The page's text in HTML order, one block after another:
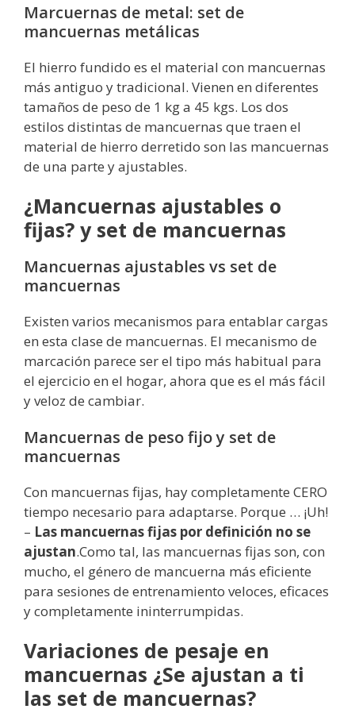
Marcuernas de metal: set de
mancuernas metálicas
El hierro fundido es el material con mancuernas
más antiguo y tradicional. Vienen en diferentes
tamaños de peso de 1 kg a 45 kgs. Los dos
estilos distintas de mancuernas que traen el
material de hierro derretido son las mancuernas
de una parte y ajustables.
¿Mancuernas ajustables o
fijas? y set de mancuernas
Mancuernas ajustables vs set de
mancuernas
Existen varios mecanismos para entablar cargas
en esta clase de mancuernas. El mecanismo de
marcación parece ser el tipo más habitual para
el ejercicio en el hogar, ahora que es el más fácil
y veloz de cambiar.
Mancuernas de peso fijo y set de
mancuernas
Con mancuernas fijas, hay completamente CERO
tiempo necesario para adaptarse. Porque … ¡Uh!
– Las mancuernas fijas por definición no se
ajustan.Como tal, las mancuernas fijas son, con
mucho, el género de mancuerna más eficiente
para sesiones de entrenamiento veloces, eficaces
y completamente ininterrumpidas.
Variaciones de pesaje en
mancuernas ¿Se ajustan a ti
las set de mancuernas?